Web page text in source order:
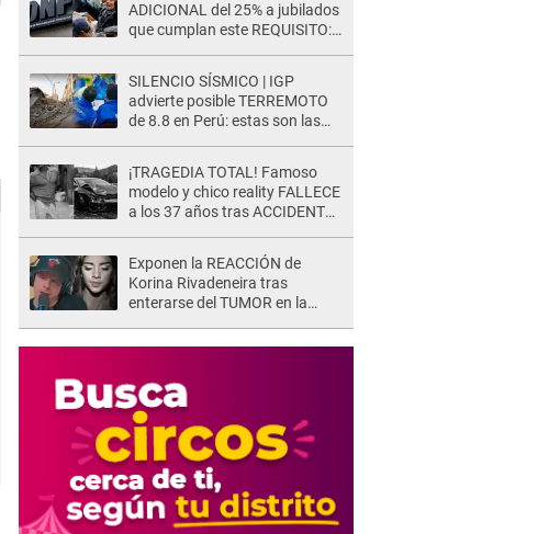
ADICIONAL del 25% a jubilados
que cumplan este REQUISITO:
SILENCIO SÍSMICO | IGP
advierte posible TERREMOTO
de 8.8 en Perú: estas son las
¡TRAGEDIA TOTAL! Famoso
modelo y chico reality FALLECE
a los 37 años tras ACCIDENTE
Exponen la REACCIÓN de
Korina Rivadeneira tras
enterarse del TUMOR en la